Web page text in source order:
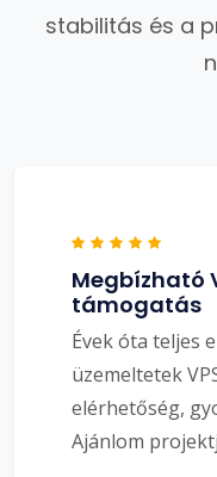
stabilitás és a
Megbízható
támogatás
Évek óta teljes
üzemeltetek
elérhetőség,
Ajánlom